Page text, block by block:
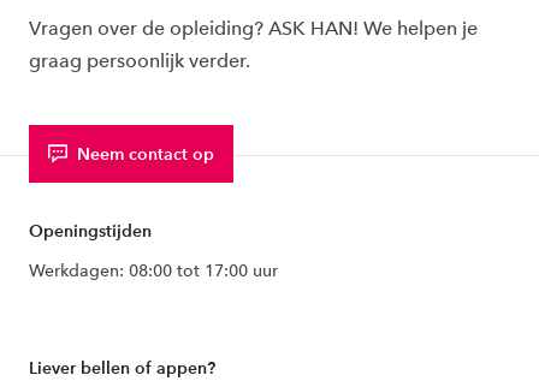
Vragen over de opleiding? ASK HAN! We helpen je
graag persoonlijk verder.
Neem contact op
Openingstijden
Werkdagen: 08:00 tot 17:00 uur
Liever bellen of appen?